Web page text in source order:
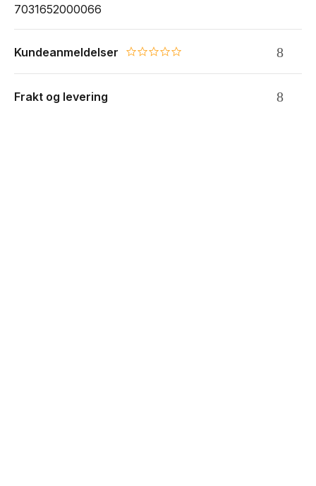
7031652000066
Kundeanmeldelser 0.0 star rating
Frakt og levering